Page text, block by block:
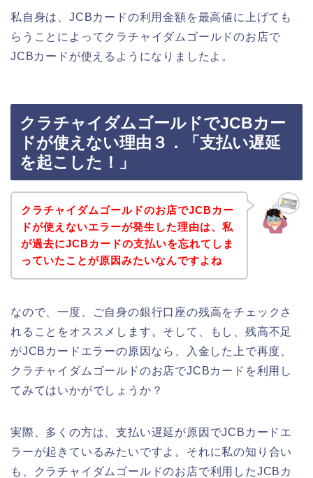
私自身は、JCBカードの利用金額を最高値に上げても
らうことによってクラチャイダムゴールドのお店で
JCBカードが使えるようになりましたよ。
クラチャイダムゴールドでJCBカー
ドが使えない理由３．「支払い遅延
を起こした！」
クラチャイダムゴールドのお店でJCBカー
ドが使えないエラーが発生した理由は、私
が過去にJCBカードの支払いを忘れてしま
っていたことが原因みたいなんですよね
なので、一度、ご自身の銀行口座の残高をチェックさ
れることをオススメします。そして、もし、残高不足
がJCBカードエラーの原因なら、入金した上で再度、
クラチャイダムゴールドのお店でJCBカードを利用し
てみてはいかがでしょうか？
実際、多くの方は、支払い遅延が原因でJCBカードエ
ラーが起きているみたいですよ。それに私の知り合い
も、クラチャイダムゴールドのお店で利用したJCBカ